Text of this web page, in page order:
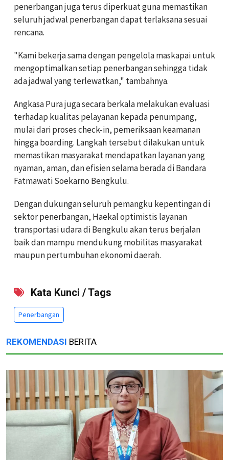
penerbangan juga terus diperkuat guna memastikan
seluruh jadwal penerbangan dapat terlaksana sesuai
rencana.
"Kami bekerja sama dengan pengelola maskapai untuk
mengoptimalkan setiap penerbangan sehingga tidak
ada jadwal yang terlewatkan," tambahnya.
Angkasa Pura juga secara berkala melakukan evaluasi
terhadap kualitas pelayanan kepada penumpang,
mulai dari proses check-in, pemeriksaan keamanan
hingga boarding. Langkah tersebut dilakukan untuk
memastikan masyarakat mendapatkan layanan yang
nyaman, aman, dan efisien selama berada di Bandara
Fatmawati Soekarno Bengkulu.
Dengan dukungan seluruh pemangku kepentingan di
sektor penerbangan, Haekal optimistis layanan
transportasi udara di Bengkulu akan terus berjalan
baik dan mampu mendukung mobilitas masyarakat
maupun pertumbuhan ekonomi daerah.
Kata Kunci / Tags
Penerbangan
REKOMENDASI BERITA